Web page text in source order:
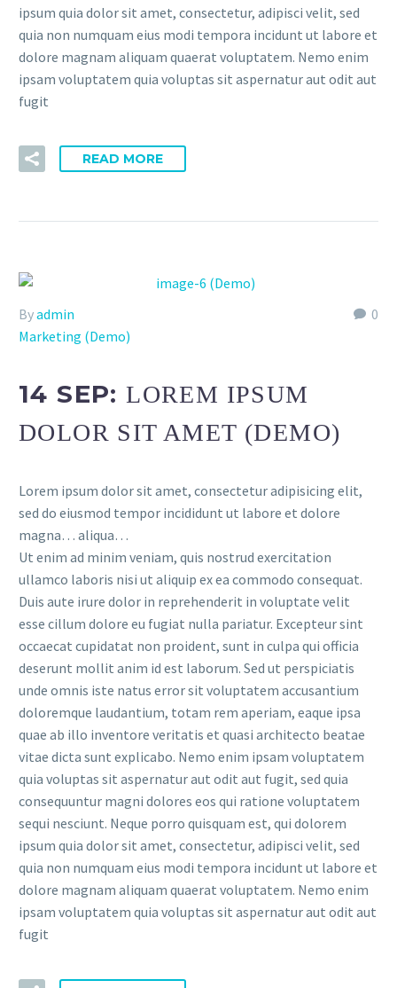
ipsum quia dolor sit amet, consectetur, adipisci velit, sed
quia non numquam eius modi tempora incidunt ut labore et
dolore magnam aliquam quaerat voluptatem. Nemo enim
ipsam voluptatem quia voluptas sit aspernatur aut odit aut
fugit
READ MORE
0
Byadmin
Marketing (Demo)
14 SEP:LOREM IPSUM
DOLOR SIT AMET (DEMO)
Lorem ipsum dolor sit amet, consectetur adipisicing elit,
sed do eiusmod tempor incididunt ut labore et dolore
magna… aliqua…
Ut enim ad minim veniam, quis nostrud exercitation
ullamco laboris nisi ut aliquip ex ea commodo consequat.
Duis aute irure dolor in reprehenderit in voluptate velit
esse cillum dolore eu fugiat nulla pariatur. Excepteur sint
occaecat cupidatat non proident, sunt in culpa qui officia
deserunt mollit anim id est laborum. Sed ut perspiciatis
unde omnis iste natus error sit voluptatem accusantium
doloremque laudantium, totam rem aperiam, eaque ipsa
quae ab illo inventore veritatis et quasi architecto beatae
vitae dicta sunt explicabo. Nemo enim ipsam voluptatem
quia voluptas sit aspernatur aut odit aut fugit, sed quia
consequuntur magni dolores eos qui ratione voluptatem
sequi nesciunt. Neque porro quisquam est, qui dolorem
ipsum quia dolor sit amet, consectetur, adipisci velit, sed
quia non numquam eius modi tempora incidunt ut labore et
dolore magnam aliquam quaerat voluptatem. Nemo enim
ipsam voluptatem quia voluptas sit aspernatur aut odit aut
fugit